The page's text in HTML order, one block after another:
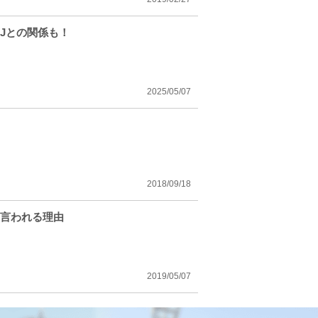
の関係も！
2025/05/07
2018/09/18
われる理由
2019/05/07